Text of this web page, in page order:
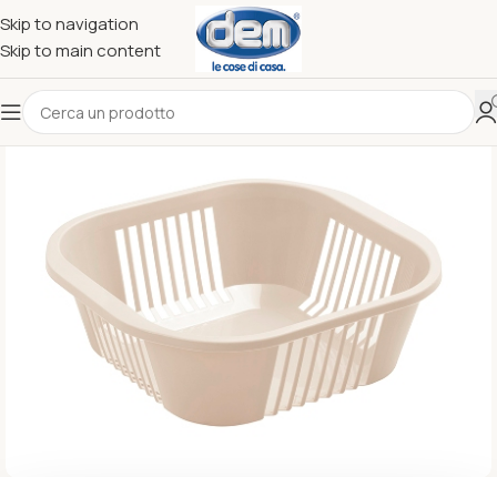
Skip to navigation
Skip to main content